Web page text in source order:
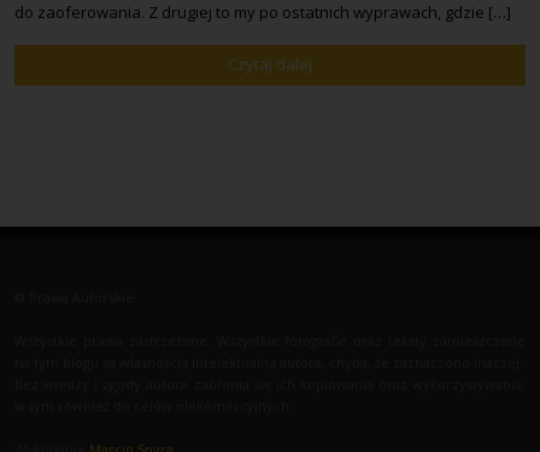
do zaoferowania. Z drugiej to my po ostatnich wyprawach, gdzie […]
Czytaj dalej